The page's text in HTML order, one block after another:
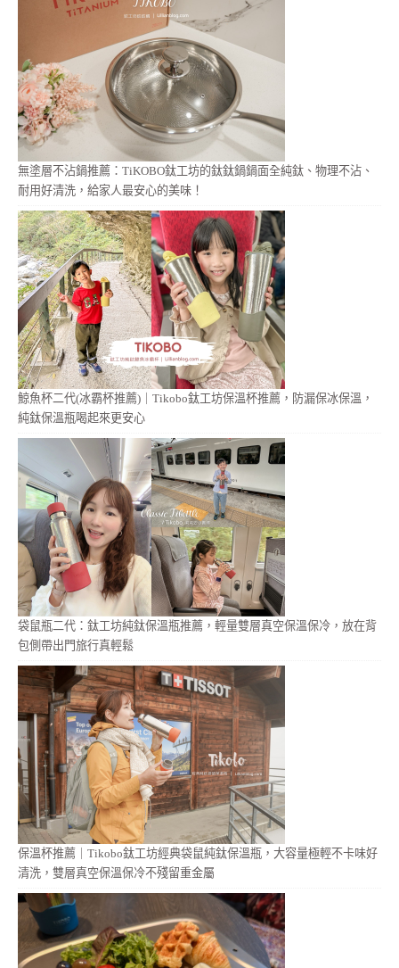
無塗層不沾鍋推薦：TiKOBO鈦工坊的鈦鈦鍋鍋面全純鈦、物理不沾、
耐用好清洗，給家人最安心的美味！
鯨魚杯二代(冰霸杯推薦)｜Tikobo鈦工坊保溫杯推薦，防漏保冰保溫，
純鈦保溫瓶喝起來更安心
袋鼠瓶二代：鈦工坊純鈦保溫瓶推薦，輕量雙層真空保溫保冷，放在背
包側帶出門旅行真輕鬆
保溫杯推薦｜Tikobo鈦工坊經典袋鼠純鈦保溫瓶，大容量極輕不卡味好
清洗，雙層真空保溫保冷不殘留重金屬